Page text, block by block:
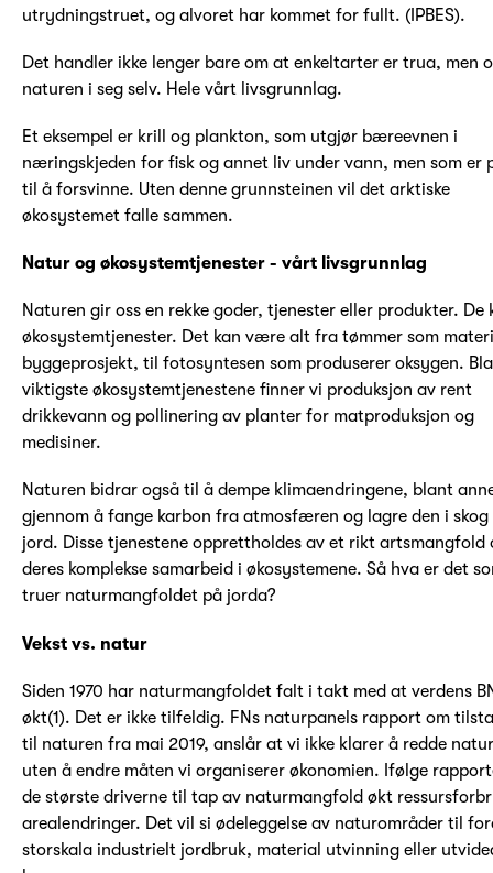
utrydningstruet, og alvoret har kommet for fullt. (IPBES).
Det handler ikke lenger bare om at enkeltarter er trua, men
naturen i seg selv. Hele vårt livsgrunnlag.
Et eksempel er krill og plankton, som utgjør bæreevnen i
næringskjeden for fisk og annet liv under vann, men som er
til å forsvinne. Uten denne grunnsteinen vil det arktiske
økosystemet falle sammen.
Natur og økosystemtjenester - vårt livsgrunnlag
Naturen gir oss en rekke goder, tjenester eller produkter. De
økosystemtjenester. Det kan være alt fra tømmer som
byggeprosjekt, til fotosyntesen som produserer oksygen.
viktigste økosystemtjenestene finner vi produksjon av rent
drikkevann og pollinering av planter for matproduksjon og
medisiner.
Naturen bidrar også til å dempe klimaendringene, blant
gjennom å fange karbon fra atmosfæren og lagre den i skog
jord. Disse tjenestene opprettholdes av et rikt artsmangfold
deres komplekse samarbeid i økosystemene. Så hva er det
truer naturmangfoldet på jorda?
Vekst vs. natur
Siden 1970 har naturmangfoldet falt i takt med at verdens
økt(1). Det er ikke tilfeldig. FNs naturpanels rapport om
til naturen fra mai 2019, anslår at vi ikke klarer å redde
uten å endre måten vi organiserer økonomien. Ifølge
de største driverne til tap av naturmangfold økt
arealendringer. Det vil si ødeleggelse av naturområder til
storskala industrielt jordbruk, material utvinning eller